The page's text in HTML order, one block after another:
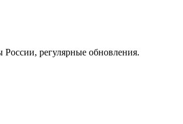
регулярные обновления.